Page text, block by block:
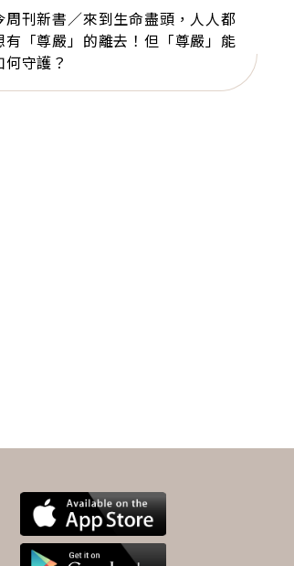
下一則 ＋
23％！日本人都靠這3食
物，遠離大腦退化、抗發
炎、氧化
周刊新書／來到生命盡頭，人人都
有「尊嚴」的離去！但「尊嚴」能
何守護？